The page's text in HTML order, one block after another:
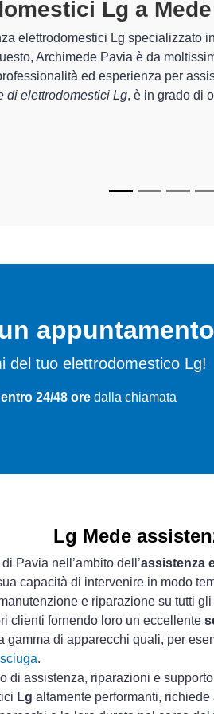
Lg A Mede
sono in grado di garantire al
riparazione del tuo
Archimede Pavia sono in grado di
e durare a lungo nel tempo.
appuntamento
del tuo elettrodomestico Lg!
24/48 oredalla chiamata
Lg Mede
Pavia nell’ambito dell’assistenza
capacità di intervenire in modo
e riparazione su tutti
clienti fornendo loro un eccellente
gamma di apparecchi quali, per
.
di assistenza, riparazioni e
Lg altamente performanti,